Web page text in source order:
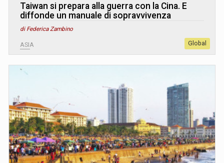
Taiwan si prepara alla guerra con la Cina. E
diffonde un manuale di sopravvivenza
di Federica Zambino
ASIA Global